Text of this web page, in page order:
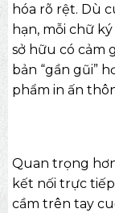
hóa rõ rệt. Dù
hạn, mỗi chữ
sở hữu có cảm
bản “gần gũi”
phẩm in ấn
Quan trọng
kết nối trực
cầm trên tay